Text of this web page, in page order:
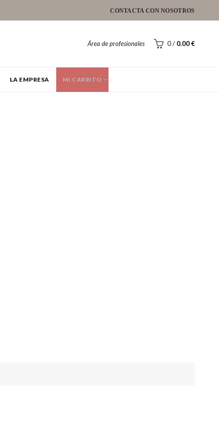
CONTACTA CON NOSOTROS
Área de profesionales 0 / 0.00€
LA EMPRESA MI CARRITO